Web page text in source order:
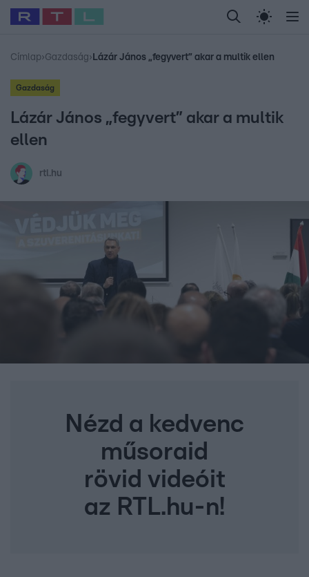
Legfrissebb RTL Híradó Randi Celeb vagyok,
Babits Marcella Most Wanted Gallusz
Címlap›Gazdaság› Lázár János „fegyvert” akar a multik ellen
Gazdaság
Lázár János „fegyvert” akar a multik
ellen
rtl.hu
Nézd a kedvenc
műsoraid
rövid videóit
az RTL.hu-n!